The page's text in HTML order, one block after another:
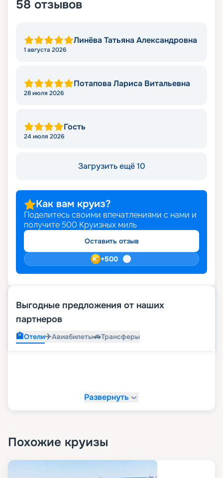
58 отзывов
Линёва Татьяна Александровна
1 августа 2026
Потапова Лариса Витальевна
28 июля 2026
Гость
24 июля 2026
Загрузить ещё 10
Как вам круиз?
Поделитесь своими впечатлениями с нами и
получите 500 Круизных миль
Оставить отзыв
+500
Выгодные предложения от наших
партнеров
🏨Отели✈️Авиабилеты🚗Трансферы
Развернуть
Похожие круизы